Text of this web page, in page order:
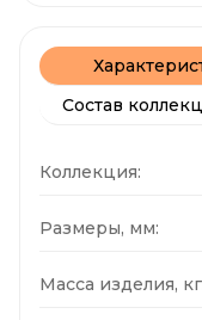
Состав
Коллекция:
Размеры, мм:
Масса изделия,